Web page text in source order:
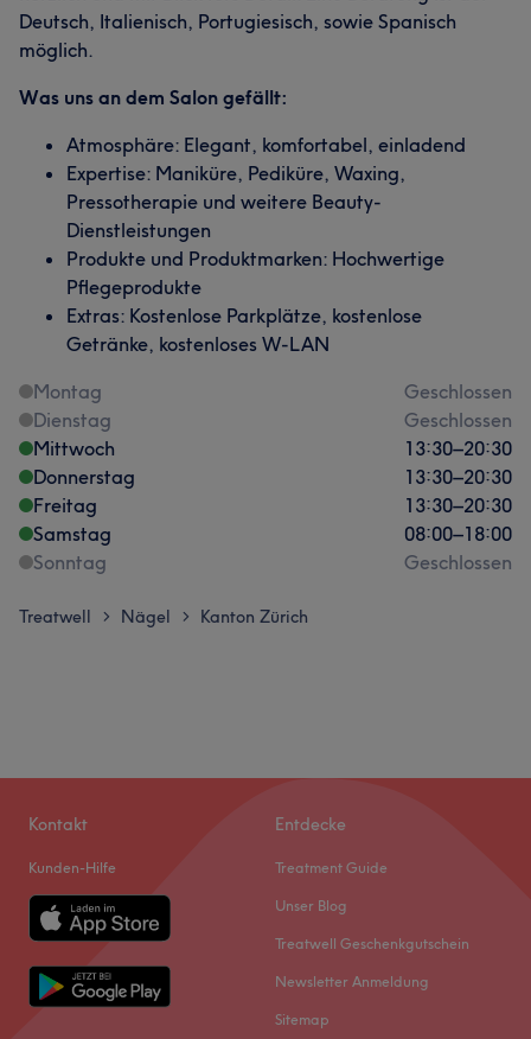
Deutsch, Italienisch, Portugiesisch, sowie Spanisch
möglich.
Was uns an dem Salon gefällt:
Atmosphäre: Elegant, komfortabel, einladend
Expertise: Maniküre, Pediküre, Waxing,
Pressotherapie und weitere Beauty-
Dienstleistungen
Produkte und Produktmarken: Hochwertige
Pflegeprodukte
Extras: Kostenlose Parkplätze, kostenlose
Getränke, kostenloses W-LAN
Montag
Geschlossen
Dienstag
Geschlossen
Mittwoch
13:30–20:30
Donnerstag
13:30–20:30
Freitag
13:30–20:30
Samstag
08:00–18:00
Sonntag
Geschlossen
Treatwell > Nägel > Kanton Zürich
Kontakt
Kunden-Hilfe
Entdecke
Treatment Guide
Unser Blog
Treatwell Geschenkgutschein
Newsletter Anmeldung
Sitemap